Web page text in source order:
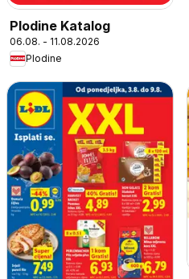
Plodine Katalog
06.08. - 11.08.2026
Plodine